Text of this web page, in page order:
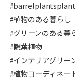
#植物のある暮らし
#グリーンのある暮
#観葉植物
#インテリアグリー
#植物コーディネー